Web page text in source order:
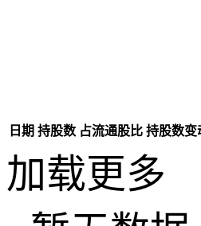
日期 持股数 占流通股比 持股数变
加载更多